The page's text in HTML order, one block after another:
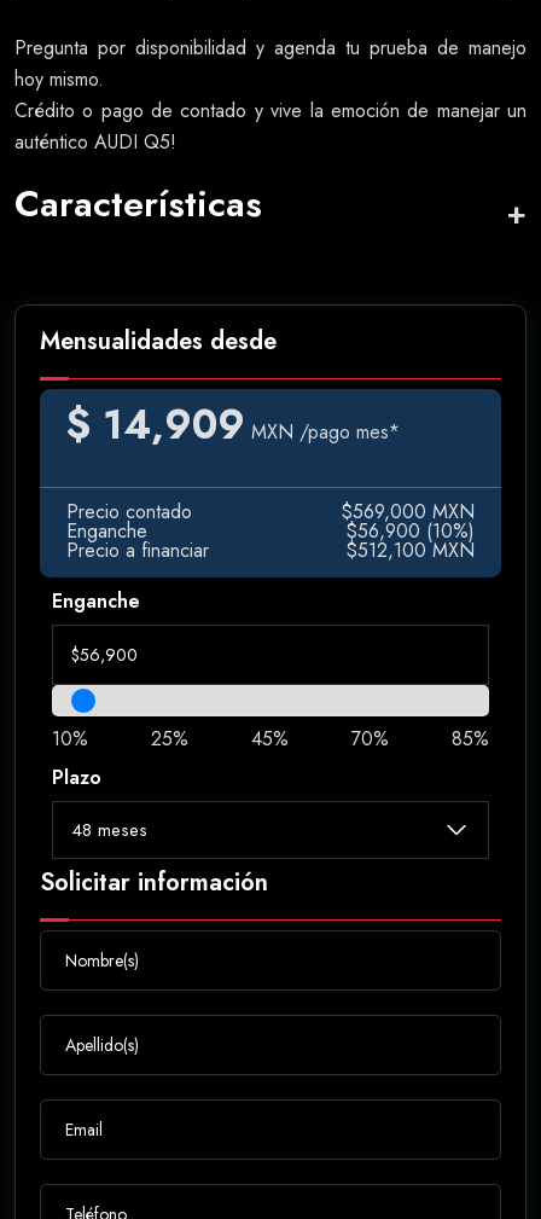
Pregunta por disponibilidad y agenda tu prueba de manejo
hoy mismo.
Crédito o pago de contado y vive la emoción de manejar un
auténtico AUDI Q5!
Características
Mensualidades desde
$ 14,909 MXN /pago mes*
Precio contado $569,000 MXN
Enganche $56,900 (10%)
Precio a financiar
$512,100 MXN
Enganche
10% 25% 45% 70%
85%
Plazo
Solicitar información